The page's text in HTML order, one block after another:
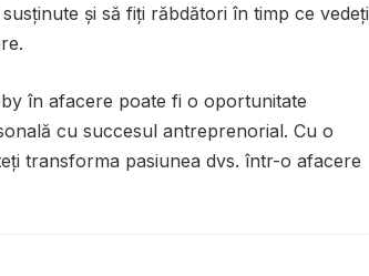
și să fiți răbdători în timp ce vedeți
în afacere poate fi o oportunitate
cu succesul antreprenorial. Cu o
transforma pasiunea dvs. într-o afacere